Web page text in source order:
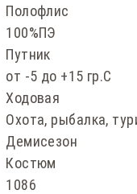
Полофлис
100%ПЭ
Путник
от -5 до +15 гр.С
Ходовая
Охота, рыбалка,
Демисезон
Костюм
1086